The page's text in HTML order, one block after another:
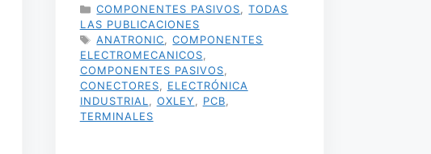
CATEGORÍAS
COMPONENTES PASIVOS ,TODAS
LAS PUBLICACIONES
ETIQUETAS
ANATRONIC ,COMPONENTES
ELECTROMECANICOS
COMPONENTES PASIVOS
CONECTORES
ELECTRÓNICA
INDUSTRIAL
OXLEY PCB
TERMINALES